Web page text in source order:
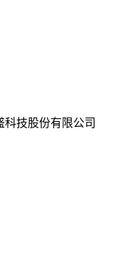
科技股份有限公司